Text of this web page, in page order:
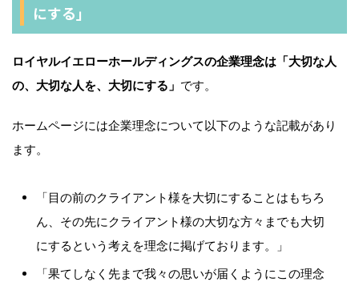
にする」
ロイヤルイエローホールディングスの企業理念は「大切な人
の、大切な人を、大切にする」 です。
ホームページには企業理念について以下のような記載があり
ます。
「目の前のクライアント様を大切にすることはもちろ
ん、その先にクライアント様の大切な方々までも大切
にするという考えを理念に掲げております。」
「果てしなく先まで我々の思いが届くようにこの理念